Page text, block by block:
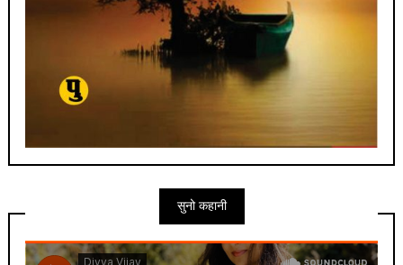
सुनो कहानी